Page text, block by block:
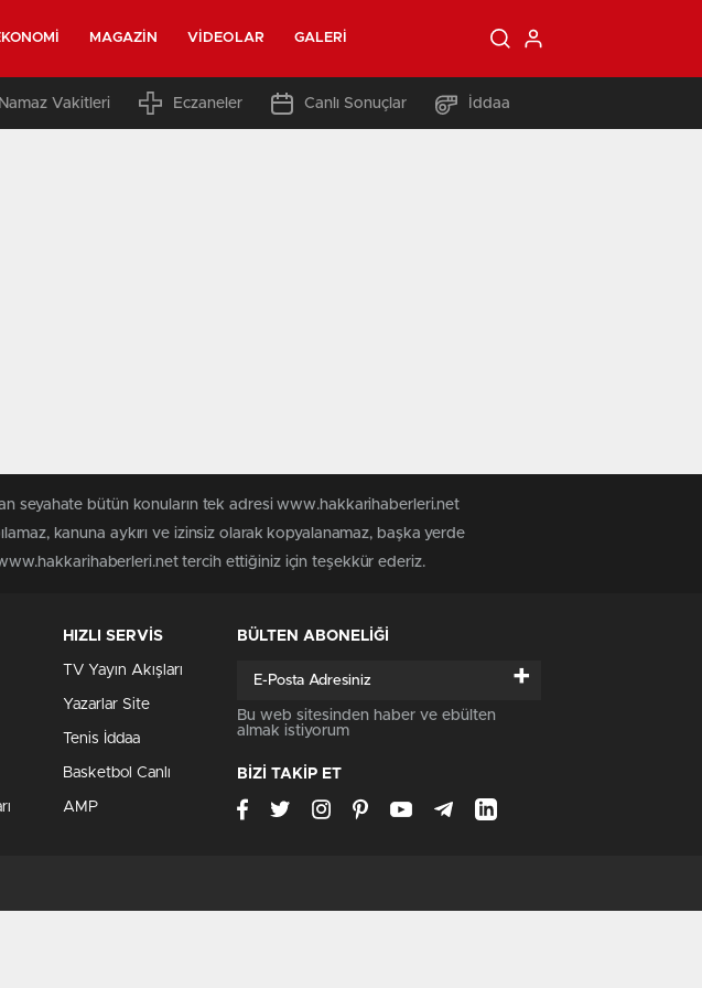
MAGAZIN VIDEOLAR GALERI
Namaz Vakitleri Eczaneler Canlı Sonuçlar İddaa
seyahate bütün konuların tek adresi www.hakkarihaberleri.net
kanuna aykırı ve izinsiz olarak kopyalanamaz, başka yerde
tercih ettiğiniz için teşekkür ederiz.
HIZLI SERVİS
TV Yayın Akışları
Yazarlar Site
Tenis İddaa
Basketbol Canlı
AMP
BÜLTEN ABONELİĞİ
+
Bu web sitesinden haber ve ebülten
almak istiyorum
BİZİ TAKİP ET